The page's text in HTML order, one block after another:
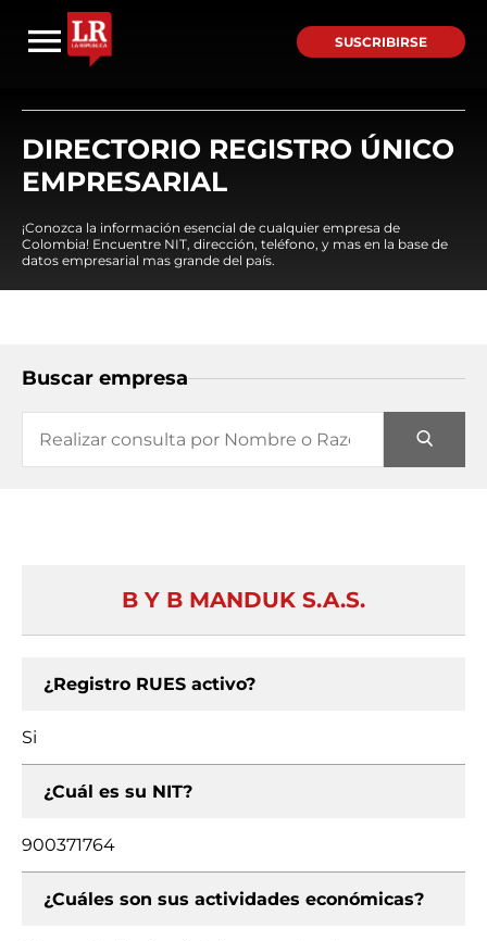
SUSCRIBIRSE
DIRECTORIO REGISTRO ÚNICO
EMPRESARIAL
¡Conozca la información esencial de cualquier empresa de
Colombia! Encuentre NIT, dirección, teléfono, y mas en la base de
datos empresarial mas grande del país.
Buscar empresa
B Y B MANDUK S.A.S.
¿Registro RUES activo?
Si
¿Cuál es su NIT?
900371764
¿Cuáles son sus actividades económicas?